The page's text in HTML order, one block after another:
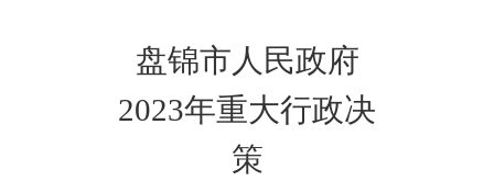
盘锦市人民政府
2023年重大行政决
策